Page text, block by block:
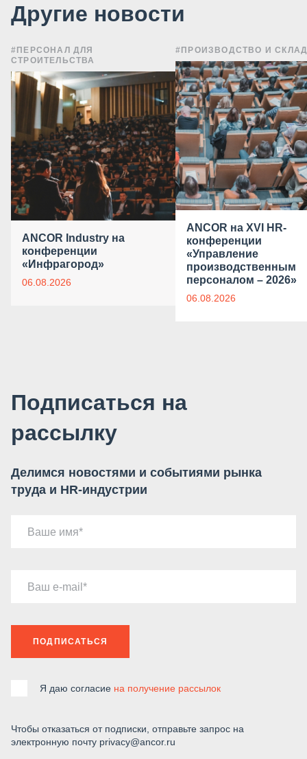
Другие новости
#ПЕРСОНАЛ ДЛЯ
СТРОИТЕЛЬСТВА
ANCOR Industry на
конференции
«Инфрагород»
06.08.2026
#ПРОИЗВОДСТВО И
ANCOR на XVI HR-
конференции
«Управление
производственным
персоналом – 2026»
06.08.2026
Подписаться на
рассылку
Делимся новостями и событиями рынка
труда и HR-индустрии
Ваше имя
Ваш e-mail
ПОДПИСАТЬСЯ
Я даю согласие на получение рассылок
Чтобы отказаться от подписки, отправьте запрос на
электронную почту privacy@ancor.ru